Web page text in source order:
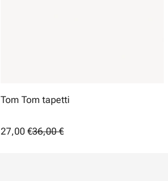
Tom Tom tapetti
27,00 €36,00 €